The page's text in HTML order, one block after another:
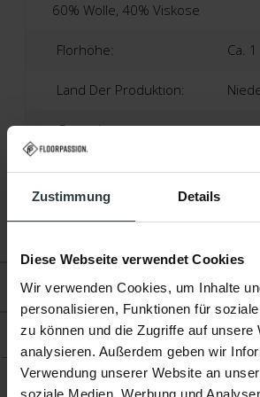
Zustimmung Details
Diese Webseite verwendet Cookies
Wir verwenden Cookies, um Inhalte
personalisieren, Funktionen für
zu können und die Zugriffe auf unsere
analysieren. Außerdem geben wir
Verwendung unserer Website an
soziale Medien, Werbung und
Bewertungen
Produkt
60% Wolle, 40% Viskose
Florhöhe: Ca.
Land Der Produktion:
Garantie:
2 Jahre Herstellergarantie
Fußbodenheizung: